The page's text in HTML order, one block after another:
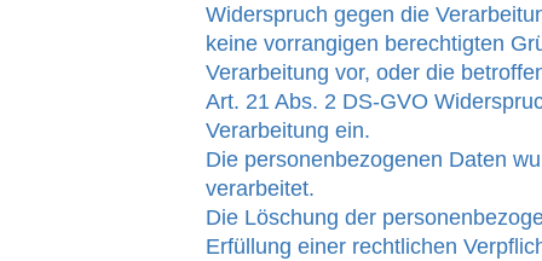
Widerspruch gegen die
keine vorrangigen berechtigten
Verarbeitung vor, oder die
Art. 21 Abs. 2 DS-GVO
Verarbeitung ein.
Die personenbezogenen Daten
verarbeitet.
Die Löschung der
Erfüllung einer rechtlichen